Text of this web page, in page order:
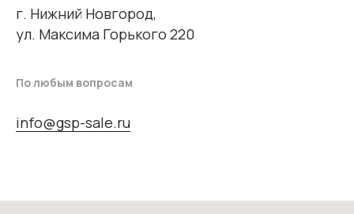
г. Нижний Новгород,
ул. Максима Горького 220
По любым вопросам
info@gsp-sale.ru